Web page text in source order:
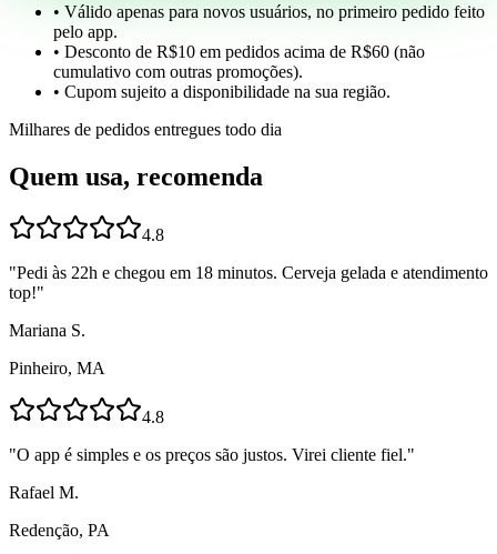
• Válido apenas para novos usuários, no primeiro pedido feito
pelo app.
• Desconto de R$10 em pedidos acima de R$60 (não
cumulativo com outras promoções).
• Cupom sujeito a disponibilidade na sua região.
Milhares de pedidos entregues todo dia
Quem usa, recomenda
4.8
"Pedi às 22h e chegou em 18 minutos. Cerveja gelada e atendimento
top!"
Mariana S.
Pinheiro, MA
4.8
"O app é simples e os preços são justos. Virei cliente fiel."
Rafael M.
Redenção, PA